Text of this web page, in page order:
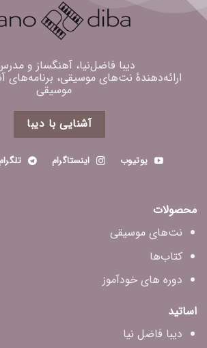
دیبا فاضل‌نیا، آهنگساز و
ارائه‌دهندهٔ نت‌های موسیقی، برنامه‌های
موسیقی
آشنایی با دیبا
یوتیوب اینستاگرام تلگرام
محصولات
نت‌های موسیقی
کتاب‌ها
دوره های خودآموز
اساتید
دیبا فاضل‌ نیا